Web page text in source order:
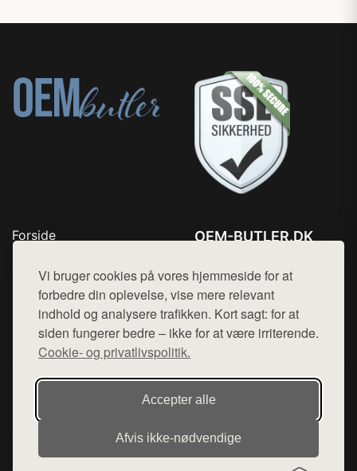
Vi bruger cookies på vores hjemmeside for at
forbedre din oplevelse, vise mere relevant
indhold og analysere trafikken. Kort sagt: for at
siden fungerer bedre – ikke for at være irriterende.
Cookie- og privatlivspolitik.
Accepter alle
Afvis ikke‑nødvendige
Forside
Top Rabatter
Blog
Kontakt
OEM-BUTLER.DK
Mail: hej@want.dk
Cookie- og privatlivspolitik
Denne side er en del af want.dk, der udgiver en række
hjemmesider med præsentation af forskellige produkter fra
diverse webshops. Der sælges ikke varer fra denne side - vi